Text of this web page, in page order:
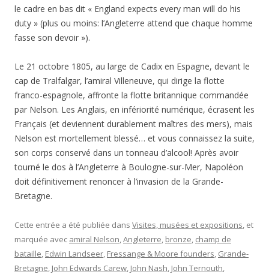
le cadre en bas dit « England expects every man will do his
duty » (plus ou moins: l’Angleterre attend que chaque homme
fasse son devoir »).
Le 21 octobre 1805, au large de Cadix en Espagne, devant le
cap de Tralfalgar, l’amiral Villeneuve, qui dirige la flotte
franco-espagnole, affronte la flotte britannique commandée
par Nelson. Les Anglais, en infériorité numérique, écrasent les
Français (et deviennent durablement maîtres des mers), mais
Nelson est mortellement blessé… et vous connaissez la suite,
son corps conservé dans un tonneau d’alcool! Après avoir
tourné le dos à l’Angleterre à Boulogne-sur-Mer, Napoléon
doit définitivement renoncer à l’invasion de la Grande-
Bretagne.
Cette entrée a été publiée dans Visites, musées et expositions, et
marquée avec amiral Nelson,Angleterre, bronze, champ de
bataille, Edwin Landseer, Fressange & Moore founders, Grande-
Bretagne, John Edwards Carew, John Nash, John Ternouth,